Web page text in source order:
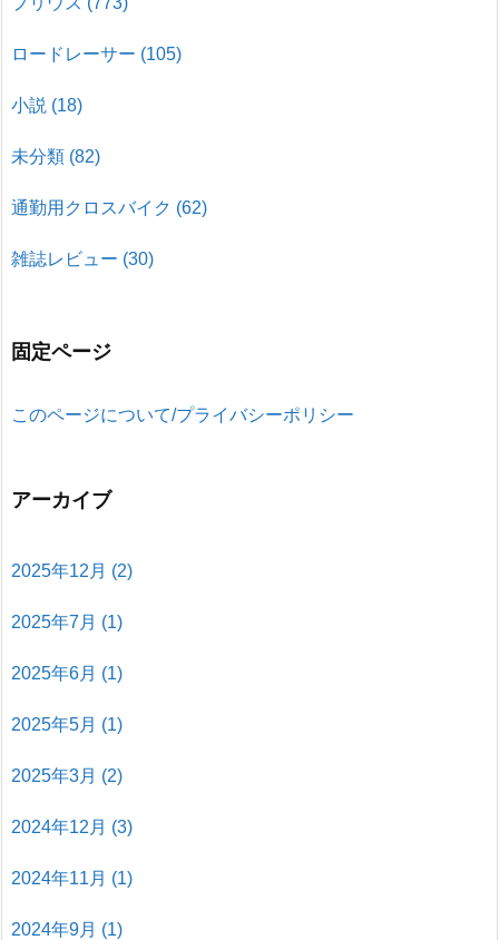
ロードレーサー (105)
小説 (18)
未分類 (82)
通勤用クロスバイク (62)
雑誌レビュー (30)
固定ページ
このページについて/プライバシーポリシー
アーカイブ
2025年12月 (2)
2025年7月 (1)
2025年6月 (1)
2025年5月 (1)
2025年3月 (2)
2024年12月 (3)
2024年11月 (1)
2024年9月 (1)